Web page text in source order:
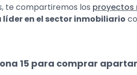
te compartiremos los proyectos
líder en el sector inmobiliario
15 para comprar